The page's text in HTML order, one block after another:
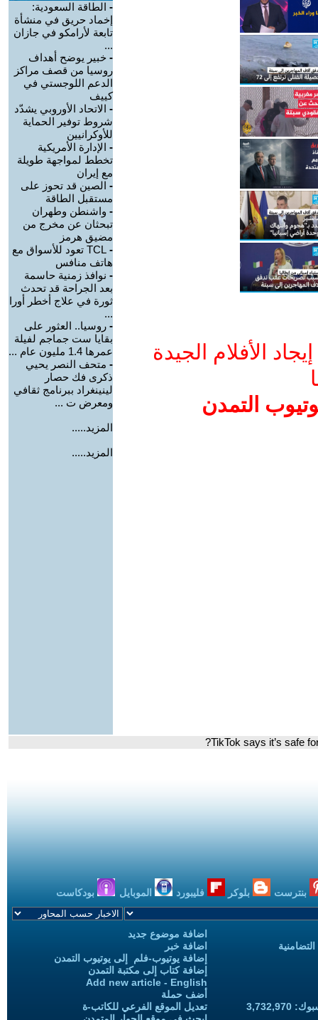
الأفلام الجيدة
التمدن
- الطاقة السعودية:
إخماد حريق في منشأة
تابعة لأرامكو في جازان
...
- خبير يوضح أهداف
روسيا من قصف مراكز
الدعم اللوجستي في
كييف
- الاتحاد الأوروبي يشدّد
شروط توفير الحماية
للأوكرانيين
- الإدارة الأمريكية
تخطط لمواجهة طويلة
مع إيران
- الصين قد تحوز على
مستقبل الطاقة
- واشنطن وطهران
تبحثان عن مخرج من
مضيق هرمز
-
TCL تعود للأسواق مع
هاتف منافس
- نوافذ زمنية حاسمة
بعد الجراحة قد تحدث
ثورة في علاج أخطر أورا
...
- روسيا.. العثور على
بقايا ست جماجم لفيلة
عمرها 1.4 مليون عام ...
- متحف النصر يحيي
ذكرى فك حصار
لينينغراد ببرنامج ثقافي
ومعرض ت ...
المزيد.....
المزيد.....
بنترست بلوكر فليبورد الموبايل بودكاست
اضافة موضوع جديد
اضافة خبر
إضافة يوتيوب-فلم إلى يوتيوب التمدن
إضافة كتاب إلى مكتبة التمدن
Add new article - English
أضف حملة
تعديل الموقع الفرعي للكاتب-ة